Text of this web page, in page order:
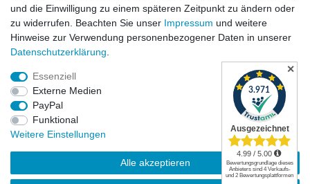
Widerrufsrecht Impressum|
Kontakt
und die Einwilligung zu einem späteren Zeitpunkt zu ändern oder
zu widerrufen. Beachten Sie unser Impressum und weitere
Hinweise zur Verwendung personenbezogener Daten in unserer
Daten­schutz­erklärung
Essenziell
Externe Medien
PayPal
Funktional
Weitere Einstellungen
Alle akzeptieren
✕